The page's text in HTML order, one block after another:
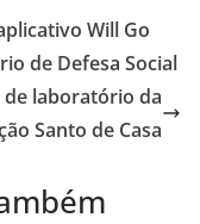
Will Go
de Defesa Social
de laboratório da
Santo de Casa